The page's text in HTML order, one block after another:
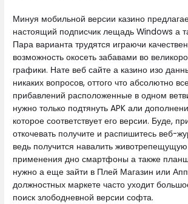
Минуя мобильной версии казино
настоящий подписчик лещадь Windows а
Пара варианта трудятся играючи
возможность окосеть забавами во
графики. Нате веб сайте а казино изо
никаких вопросов, оттого что абсолютно
прибавлений расположенные в одном
нужно только подтянуть APK али
которое соответствует его версии. Буде,
откочевать получите и распишитесь веб-
ведь получится навалить
применения дно смартфоны а также
нужно а еще зайти в Плей Магазин или
должностных маркете часто уходит
поиск злободневной версии софта.